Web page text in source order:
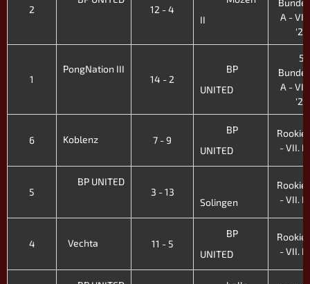
2
12 - 4
II
A -
'24
1
PongNation III
14 - 2
BP
UNITED
5.
A -
'24
6 Koblenz 7 - 9
BP
UNITED
- VII.
5
BP UNITED
3 - 13
Solingen
- VII.
4 Vechta 11 - 5
BP
UNITED
- VII.